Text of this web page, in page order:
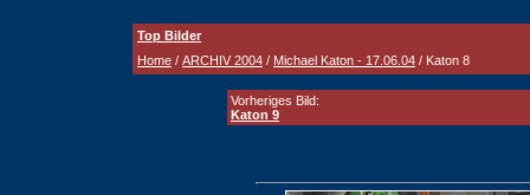
Top Bilder
Home / ARCHIV 2004 / Michael Katon - 17.06.04 / Katon 8
Vorheriges Bild:
Katon 9